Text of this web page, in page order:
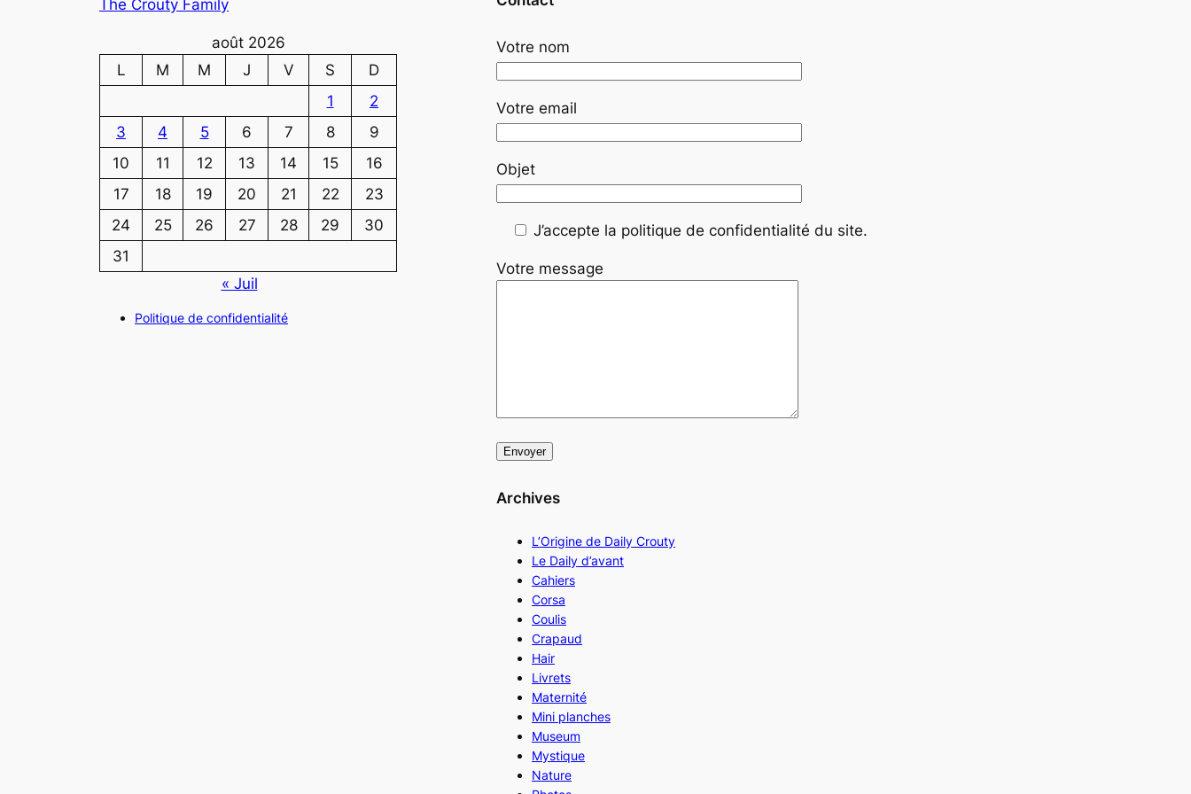
The Crouty Family
août 2026
L
M M J V S
D
1
2
3
4 5 6 7 8
9
10
11 12 13 14 15
16
17
18 19 20 21 22
23
24
25 26 27 28 29
30
31
« Juil
Politique de confidentialité
Votre nom
Votre email
Objet
J’accepte la politique de confidentialité du site.
Votre message
Archives
L’Origine de Daily Crouty
Le Daily d’avant
Cahiers
Corsa
Coulis
Crapaud
Hair
Livrets
Maternité
Mini planches
Museum
Mystique
Nature